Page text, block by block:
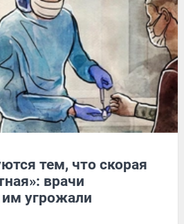
тем, что скорая
врачи
им угрожали